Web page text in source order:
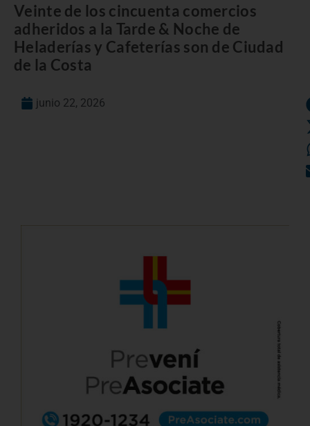
Veinte de los cincuenta comercios
adheridos a la Tarde & Noche de
Heladerías y Cafeterías son de Ciudad
de la Costa
junio 22, 2026